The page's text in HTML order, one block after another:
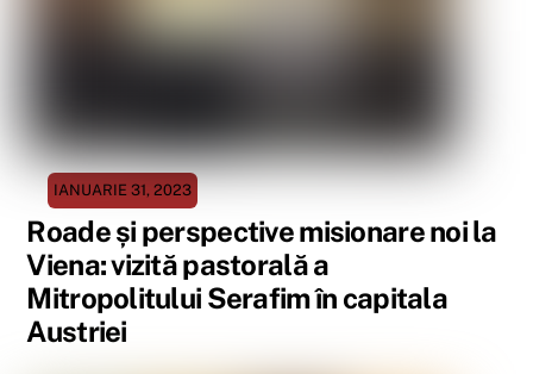
IANUARIE 31, 2023
Roade și perspective misionare noi la
Viena: vizită pastorală a
Mitropolitului Serafim în capitala
Austriei